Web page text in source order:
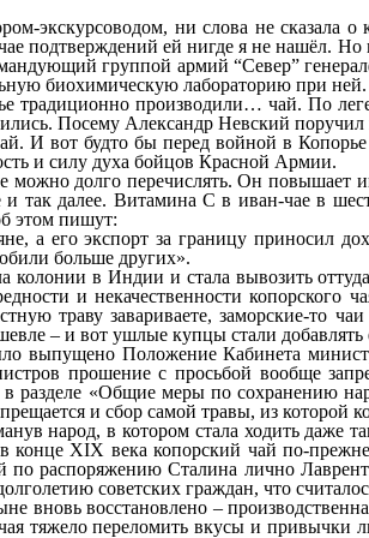
экскурсоводом, ни слова не сказала
подтверждений ей нигде я не нашёл.
группой армий “Север”
биохимическую лабораторию при
традиционно производили… чай. По
Посему Александр Невский
И вот будто бы перед войной в
и силу духа бойцов Красной Армии.
можно долго перечислять. Он
так далее. Витамина С в иван-чае в
этом пишут:
а его экспорт за границу приносил
больше других».
колонии в Индии и стала вывозить
и некачественности
траву завариваете, заморские-то
– и вот ушлые купцы стали добавлять
выпущено Положение Кабинета
прошение с просьбой вообще
разделе «Общие меры по сохранению
и сбор самой травы, из которой
народ, в котором стала ходить
конце XIX века копорский чай по-
по распоряжению Сталина лично
советских граждан, что
вновь восстановлено –
тяжело переломить вкусы и